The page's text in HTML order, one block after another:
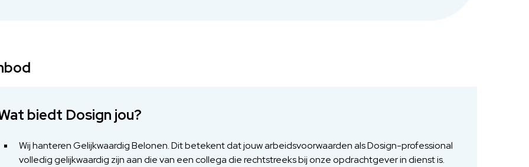
biedt Dosign jou?
Wij hanteren Gelijkwaardig Belonen. Dit betekent dat jouw arbeidsvoorwaarden als Dosign-professional
volledig gelijkwaardig zijn aan die van een collega die rechtstreeks bij onze opdrachtgever in dienst is.